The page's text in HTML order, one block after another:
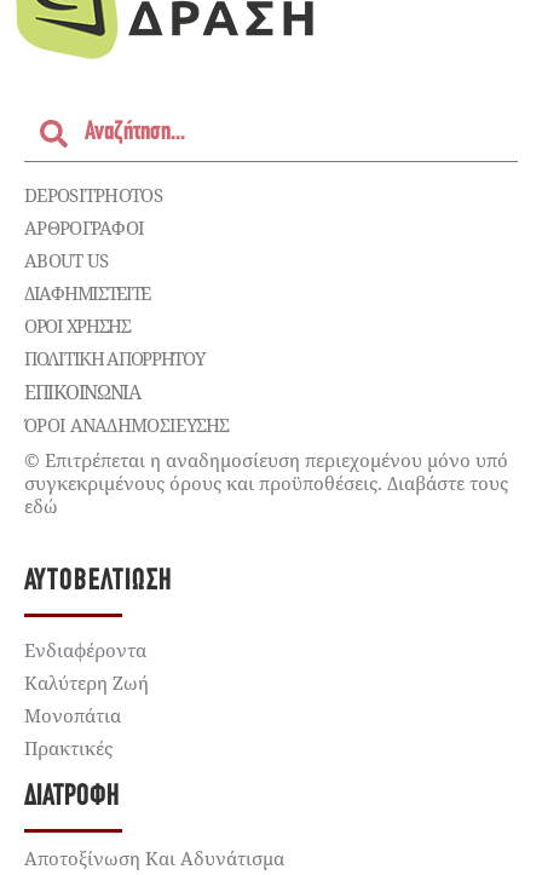
DEPOSITPHOTOS
ΑΡΘΡΟΓΡΑΦΟΙ
ABOUT US
ΔΙΑΦΗΜΙΣΤΕΊΤΕ
ΌΡΟΙ ΧΡΉΣΗΣ
ΠΟΛΙΤΙΚΉ ΑΠΟΡΡΉΤΟΥ
ΕΠΙΚΟΙΝΩΝΊΑ
ΌΡΟΙ ΑΝΑΔΗΜΟΣΙΕΥΣΗΣ
© Επιτρέπεται η αναδημοσίευση περιεχομένου μόνο υπό
συγκεκριμένους όρους και προϋποθέσεις. Διαβάστε τους
εδώ
ΑΥΤΟΒΕΛΤΊΩΣΗ
Ενδιαφέροντα
Καλύτερη Ζωή
Μονοπάτια
Πρακτικές
ΔΙΑΤΡΟΦΉ
Αποτοξίνωση Και Αδυνάτισμα